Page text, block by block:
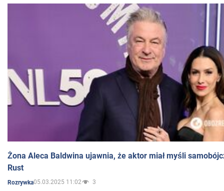
Żona Aleca Baldwina ujawnia, że aktor miał myśli
Rust
Rozrywka05.03.2025 11:02 3